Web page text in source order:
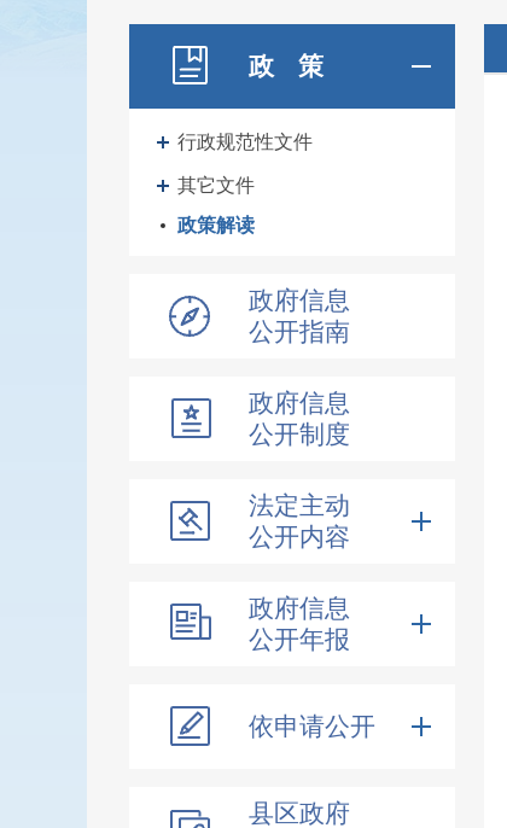
政 策
行政规范性文件
其它文件
政策解读
政府信息
公开指南
政府信息
公开制度
法定主动
公开内容
政府信息
公开年报
依申请公开
县区政府